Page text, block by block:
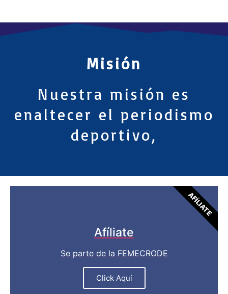
Misión
Nuestra misión es
enaltecer el periodismo
deportivo,
Afíliate
Se parte de la FEMECRODE
Click Aquí
AFÍLIATE